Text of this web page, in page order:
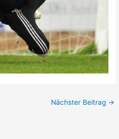
Nächster Beitrag →